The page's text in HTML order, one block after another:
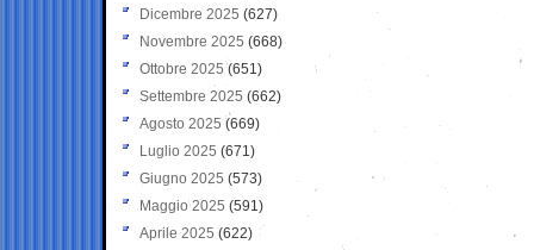
Dicembre 2025 (627)
Novembre 2025 (668)
Ottobre 2025 (651)
Settembre 2025 (662)
Agosto 2025 (669)
Luglio 2025 (671)
Giugno 2025 (573)
Maggio 2025 (591)
Aprile 2025 (622)